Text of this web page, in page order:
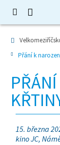
Přání k
15. března
kino JC,